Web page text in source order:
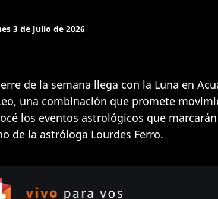
3 de Julio de 2026
de la semana llega con la Luna en
una combinación que promete
los eventos astrológicos que
de la astróloga Lourdes Ferro.